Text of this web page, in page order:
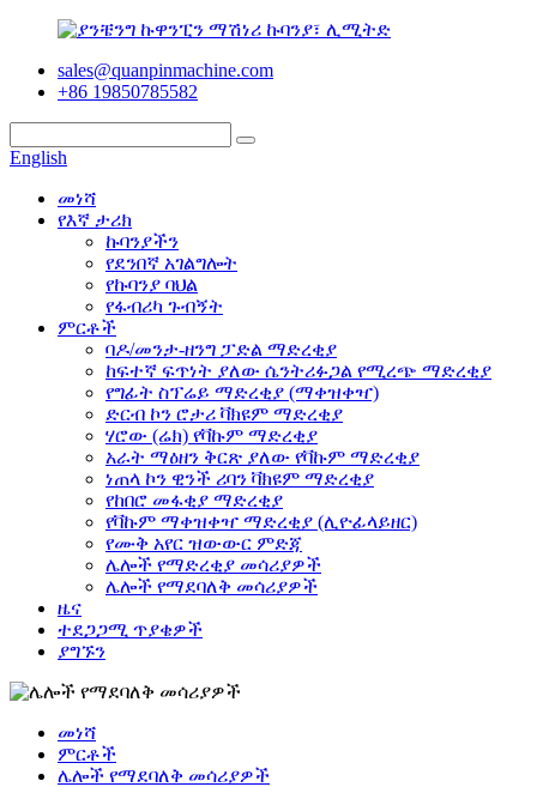
sales@quanpinmachine.com
+86 19850785582
English
መነሻ
የእኛ ታሪክ
ኩባንያችን
የደንበኛ አገልግሎት
የኩባንያ ባህል
የፋብሪካ ጉብኝት
ምርቶች
ባዶ/መንታ-ዘንግ ፓድል ማድረቂያ
ከፍተኛ ፍጥነት ያለው ሴንትሪፉጋል የሚረጭ ማድረቂያ
የግፊት ስፕሬይ ማድረቂያ (ማቀዝቀዣ)
ድርብ ኮን ሮታሪ ቫክዩም ማድረቂያ
ሃሮው (ሬክ) የቫኩም ማድረቂያ
አራት ማዕዘን ቅርጽ ያለው የቫኩም ማድረቂያ
ነጠላ ኮን ዊንች ሪባን ቫክዩም ማድረቂያ
የከበሮ መፋቂያ ማድረቂያ
የቫኩም ማቀዝቀዣ ማድረቂያ (ሊዮፊላይዘር)
የሙቅ አየር ዝውውር ምድጃ
ሌሎች የማድረቂያ መሳሪያዎች
ሌሎች የማደባለቅ መሳሪያዎች
ዜና
ተደጋጋሚ ጥያቄዎች
ያግኙን
መነሻ
ምርቶች
ሌሎች የማደባለቅ መሳሪያዎች